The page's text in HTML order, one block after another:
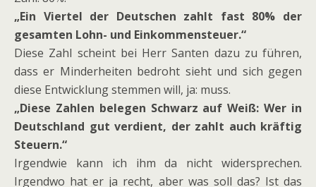
„Ein Viertel der Deutschen zahlt fast 80% der
gesamten Lohn- und Einkommensteuer.“
Diese Zahl scheint bei Herr Santen dazu zu führen,
dass er Minderheiten bedroht sieht und sich gegen
diese Entwicklung stemmen will, ja: muss.
„Diese Zahlen belegen Schwarz auf Weiß: Wer in
Deutschland gut verdient, der zahlt auch kräftig
Steuern.“
Irgendwie kann ich ihm da nicht widersprechen.
Irgendwo hat er ja recht, aber was soll das? Ist das